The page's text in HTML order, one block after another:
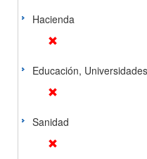
Hacienda
Educación,
Sanidad